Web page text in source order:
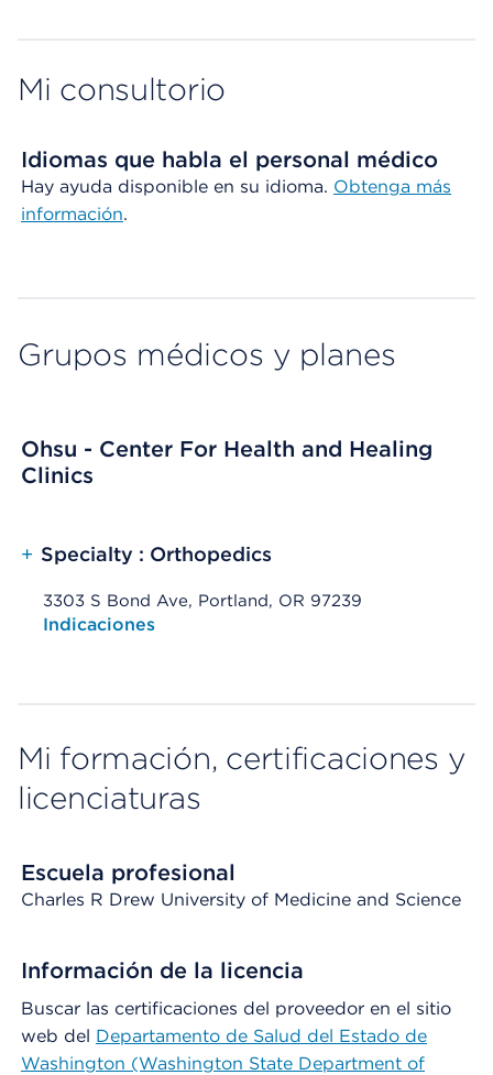
Mi consultorio
Idiomas que habla el personal médico
Hay ayuda disponible en su idioma. Obtenga más
información.
Grupos médicos y planes
Ohsu - Center For Health and Healing
Clinics
+ Specialty : Orthopedics
3303 S Bond Ave, Portland, OR 97239
Opens native map application on mobile devices
Indicaciones
Mi formación, certificaciones y
licenciaturas
Escuela profesional
Charles R Drew University of Medicine and Science
Información de la licencia
Buscar las certificaciones del proveedor en el sitio
web del Departamento de Salud del Estado de
Washington (Washington State Department of